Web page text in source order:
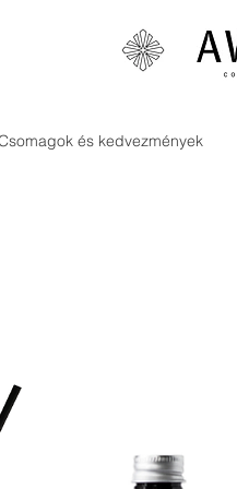
és kedvezmények